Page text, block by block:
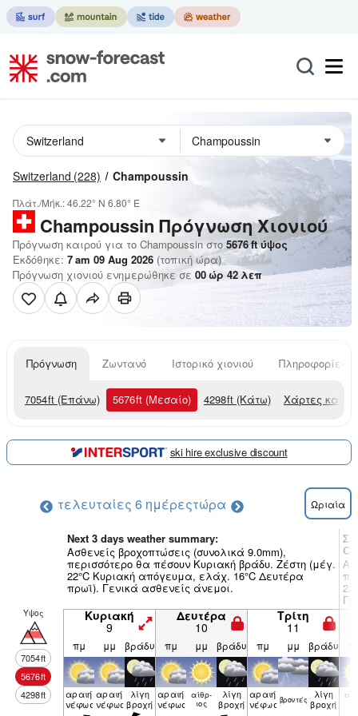
Switzerland (228) Champoussin
Πλάτ./Μήκ.:46.22° N 6.80° E
Champoussin Πρόγνωση Χιονιού
Πρόγνωση καιρού για το Champoussin στο 5676ftύψος
Εκδόθηκε: 7 am 09 Aug 2026 (τοπική ώρα)
Πρόγνωση χιονιού ενημερώθηκε σε 00ώρ 42 λεπ
Πρόγνωση Ζωντανό Ιστορικό χιονιού Πληροφορίες
7054ft (Επάνω) 5676ft (Μεσαίο) 4298ft (Κάτω) Χάρτες
ski hire exclusive discount
τελευταίες 6 ημέρεςτώρα Ωριαία
Next 3 days weather summary:
Ασθενείς βροχοπτώσεις (συνολικά 9.0mm),
περισσότερο θα πέσουν Κυριακή βράδυ. Ζέστη (μέγ.
22°C Κυριακή απόγευμα, ελάχ. 16°C Δευτέρα
πρωϊ). Γενικά ασθενείς άνεμοι.
Υψος
7054ft
5676ft
4298ft
Κυριακή
9
Δευτέρα
10
Τρίτη
11
πμ μμ βράδυ πμ μμ βράδυ πμ μμ βράδυ
αραιή
νέφωση
αραιή
νέφωση
λίγη
βροχή
αραιή
νέφωση
αίθρ­
ιος
λίγη
βροχή
αραιή
νέφωσηβρον­τές λίγη
βροχή